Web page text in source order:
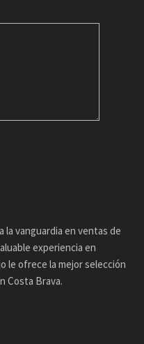
la vanguardia en ventas de
experiencia en
le ofrece la mejor selección
Costa Brava.